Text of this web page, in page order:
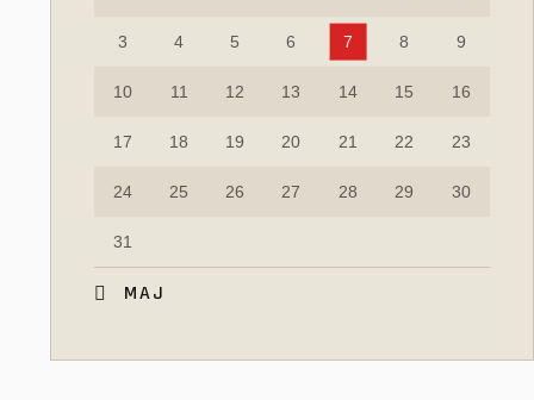
3 4 5 6 7 8 9
10 11 12 13 14 15 16
17 18 19 20 21 22 23
24 25 26 27 28 29 30
31
« MAJ